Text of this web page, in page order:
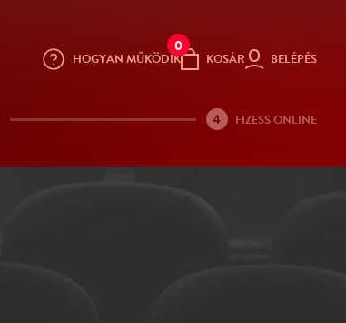
HOGYAN MŰKÖDIK
0
KOSÁR BELÉPÉS
4 FIZESS ONLINE